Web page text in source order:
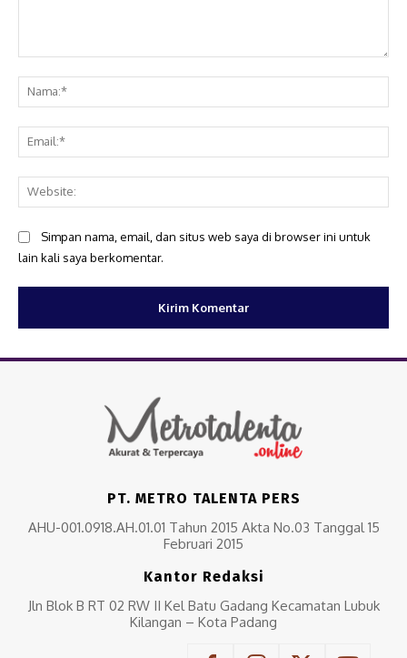
Simpan nama, email, dan situs web saya di browser ini untuk
lain kali saya berkomentar.
PT. METRO TALENTA PERS
AHU-001.0918.AH.01.01 Tahun 2015 Akta No.03 Tanggal 15
Februari 2015
Kantor Redaksi
Jln Blok B RT 02 RW II Kel Batu Gadang Kecamatan Lubuk
Kilangan – Kota Padang